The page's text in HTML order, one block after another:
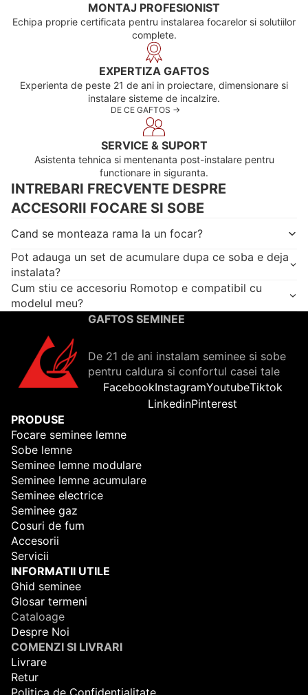
MONTAJ PROFESIONIST
Echipa proprie certificata pentru instalarea focarelor si solutiilor
complete.
EXPERTIZA GAFTOS
Experienta de peste 21 de ani in proiectare, dimensionare si
instalare sisteme de incalzire.
DE CE GAFTOS ->
SERVICE & SUPORT
Asistenta tehnica si mentenanta post-instalare pentru
functionare in siguranta.
INTREBARI FRECVENTE DESPRE
ACCESORII FOCARE SI SOBE
Cand se monteaza rama la un focar?
Pot adauga un set de acumulare dupa ce soba e deja
instalata?
Cum stiu ce accesoriu Romotop e compatibil cu
modelul meu?
GAFTOS SEMINEE
De 21 de ani instalam seminee si sobe
pentru caldura si confortul casei tale
FacebookInstagramYoutubeTiktok
LinkedinPinterest
PRODUSE
Focare seminee lemne
Sobe lemne
Seminee lemne modulare
Seminee lemne acumulare
Seminee electrice
Seminee gaz
Cosuri de fum
Accesorii
Servicii
INFORMATII UTILE
Ghid seminee
Glosar termeni
Cataloage
Despre Noi
COMENZI SI LIVRARI
Livrare
Retur